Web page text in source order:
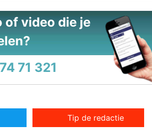
of video die je
71 321
Tip de redactie